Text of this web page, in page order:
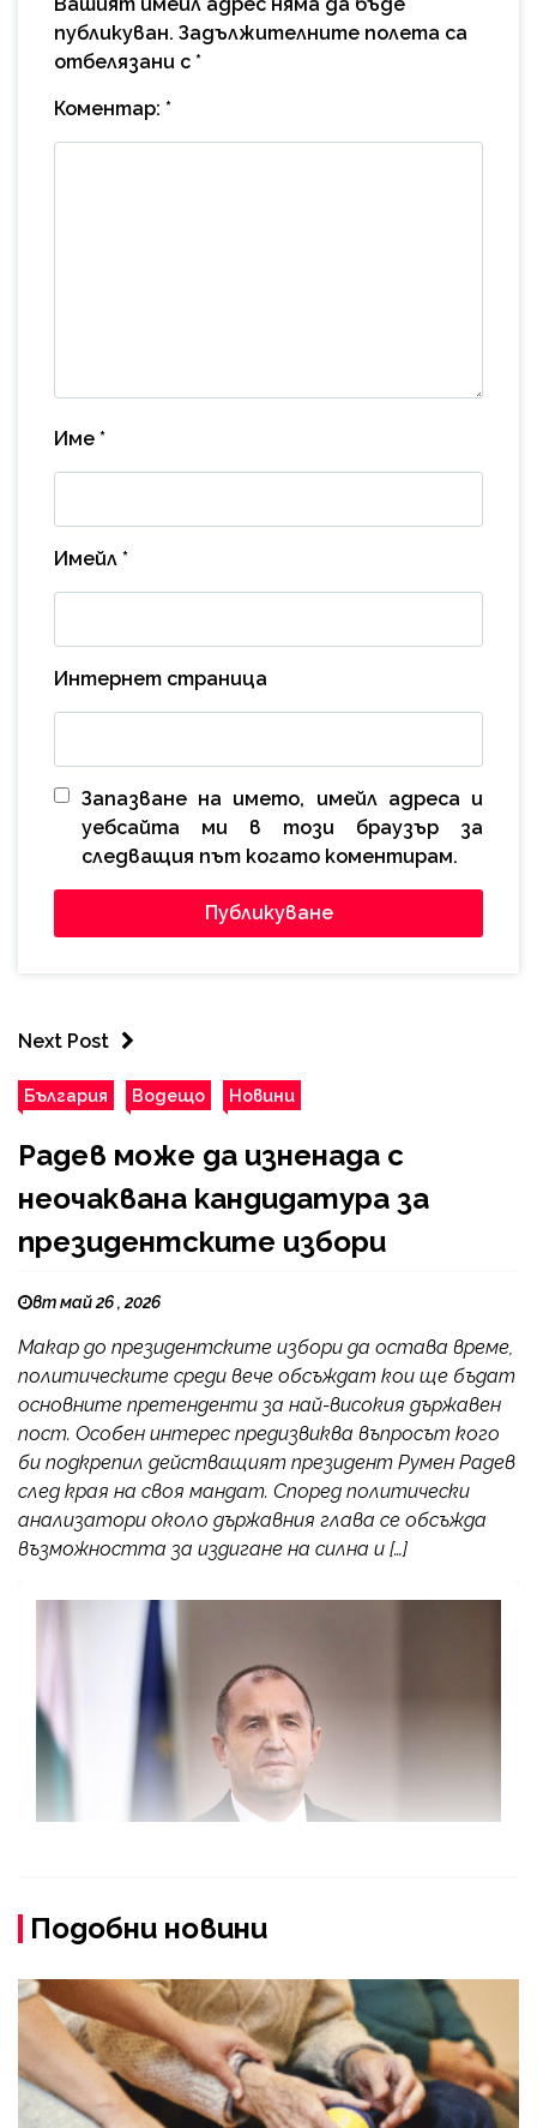
публикуван. Задължителните полета са
отбелязани с *
Коментар: *
Име *
Имейл *
Интернет страница
Запазване на името, имейл адреса и
уебсайта ми в този браузър за
следващия път когато коментирам.
Next Post
България Водещо Новини
Радев може да изненада с
неочаквана кандидатура за
президентските избори
вт май 26 , 2026
Макар до президентските избори да остава време,
политическите среди вече обсъждат кои ще бъдат
основните претенденти за най-високия държавен
пост. Особен интерес предизвиква въпросът кого
би подкрепил действащият президент Румен Радев
след края на своя мандат. Според политически
анализатори около държавния глава се обсъжда
възможността за издигане на силна и […]
Подобни новини